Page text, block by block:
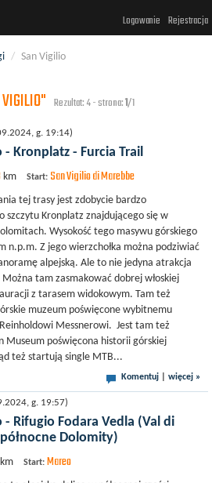
Logowanie Rejestracja
/ San Vigilio
Rezultat: 4 - strona:1/1
g. 19:14)
- Kronplatz - Furcia Trail
km Start: San Vigilio di Marebbe
tej trasy jest zdobycie bardzo
szczytu Kronplatz znajdującego się w
Wysokość tego masywu górskiego
n.p.m. Z jego wierzchołka można podziwiać
alpejską. Ale to nie jedyna atrakcja
tam zasmakować dobrej włoskiej
z tarasem widokowym. Tam też
muzeum poświęcone wybitnemu
Messnerowi. Jest tam też
Museum poświęcona historii górskiej
też startują single MTB...
Komentuj więcej »
g. 19:57)
- Rifugio Fodara Vedla (Val di
Dolomity)
km Start: Mareo